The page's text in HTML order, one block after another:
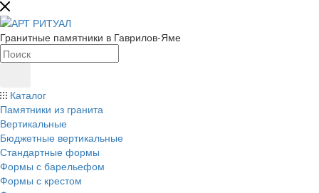
Гранитные памятники в Гаврилов-Яме
Каталог
Памятники из гранита
Вертикальные
Бюджетные вертикальные
Стандартные формы
Формы с барельефом
Формы с крестом